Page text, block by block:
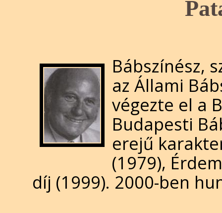
Bábszínész,
az Állami
végezte el a
Budapesti
erejű
(1979),
díj (1999). 2000-ben